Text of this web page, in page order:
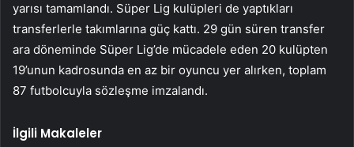
yarısı tamamlandı. Süper Lig kulüpleri de yaptıkları
transferlerle takımlarına güç kattı. 29 gün süren transfer
ara döneminde Süper Lig’de mücadele eden 20 kulüpten
19’unun kadrosunda en az bir oyuncu yer alırken, toplam
87 futbolcuyla sözleşme imzalandı.
İlgili Makaleler